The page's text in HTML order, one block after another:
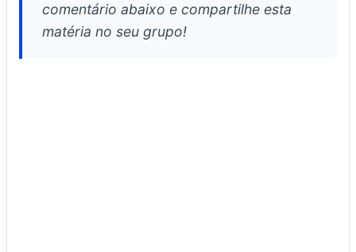
comentário abaixo e compartilhe esta
matéria no seu grupo!